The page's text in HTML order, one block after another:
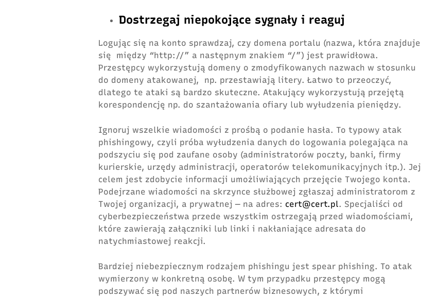
Dostrzegaj niepokojące sygnały i reaguj
Logując się na konto sprawdzaj, czy domena portalu (nazwa, która znajduje
się między “http://” a następnym znakiem “/”) jest prawidłowa.
Przestępcy wykorzystują domeny o zmodyfikowanych nazwach w stosunku
do domeny atakowanej, np. przestawiają litery. Łatwo to przeoczyć,
dlatego te ataki są bardzo skuteczne. Atakujący wykorzystują przejętą
korespondencję np. do szantażowania ofiary lub wyłudzenia pieniędzy.
Ignoruj wszelkie wiadomości z prośbą o podanie hasła. To typowy atak
phishingowy, czyli próba wyłudzenia danych do logowania polegająca na
podszyciu się pod zaufane osoby (administratorów poczty, banki, firmy
kurierskie, urzędy administracji, operatorów telekomunikacyjnych itp.). Jej
celem jest zdobycie informacji umożliwiających przejęcie Twojego konta.
Podejrzane wiadomości na skrzynce służbowej zgłaszaj administratorom z
Twojej organizacji, a prywatnej ― na adres: cert@cert.pl. Specjaliści od
cyberbezpieczeństwa przede wszystkim ostrzegają przed wiadomościami,
które zawierają załączniki lub linki i nakłaniające adresata do
natychmiastowej reakcji.
Bardziej niebezpiecznym rodzajem phishingu jest spear phishing. To atak
wymierzony w konkretną osobę. W tym przypadku przestępcy mogą
podszywać się pod naszych partnerów biznesowych, z którymi